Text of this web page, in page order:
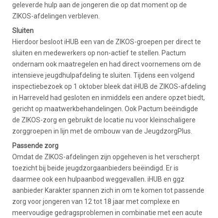
geleverde hulp aan de jongeren die op dat moment op de
ZIKOS-afdelingen verbleven.
Sluiten
Hierdoor besloot iHUB een van de ZIKOS-groepen per direct te
sluiten en medewerkers op non-actief te stellen. Pactum
ondernam ook maatregelen en had direct voornemens om de
intensieve jeugdhulpafdeling te sluiten. Tijdens een volgend
inspectiebezoek op 1 oktober bleek dat iHUB de ZIKOS-afdeling
in Harreveld had gesloten en inmiddels een andere opzet biedt,
gericht op maatwerkbehandelingen. Ook Pactum beëindigde
de ZIKOS-zorg en gebruikt de locatie nu voor kleinschaligere
zorggroepen in lijn met de ombouw van de JeugdzorgPlus.
Passende zorg
Omdat de ZIKOS-afdelingen zijn opgeheven is het verscherpt
toezicht bij beide jeugdzorgaanbieders beëindigd. Er is
daarmee ook een hulpaanbod weggevallen. iHUB en ggz
aanbieder Karakter spannen zich in om te komen tot passende
zorg voor jongeren van 12 tot 18 jaar met complexe en
meervoudige gedragsproblemen in combinatie met een acute